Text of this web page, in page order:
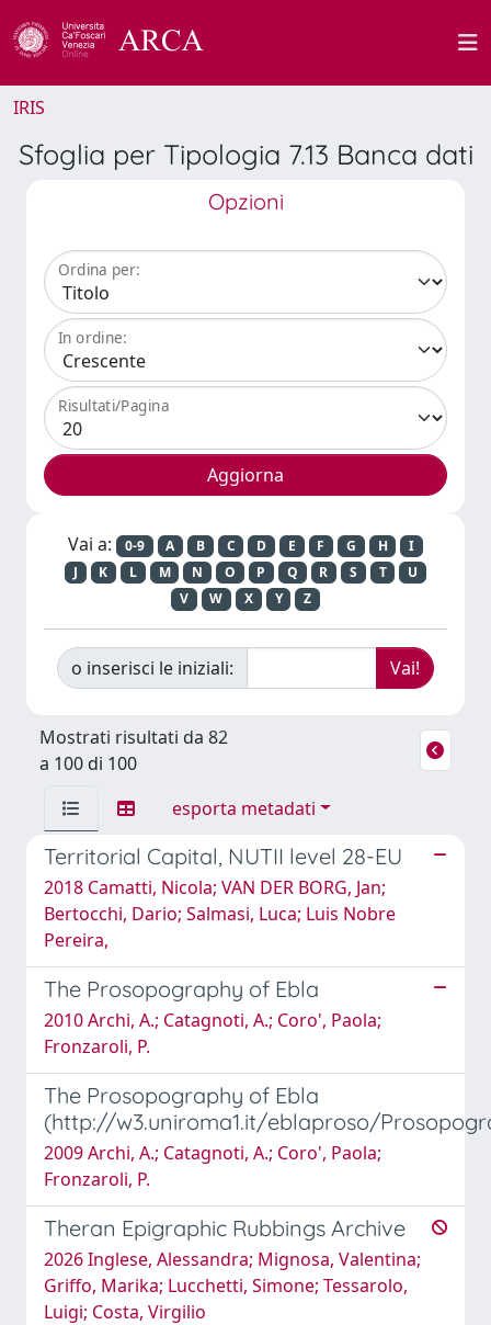
IRIS
Sfoglia per Tipologia 7.13 Banca dati
Opzioni
Ordina per:
In ordine:
Risultati/Pagina
Vai a: 0-9 A B C D E F G H
I
J
K L M N O P Q R S T
U
V
W X Y Z
o inserisci le iniziali:
Mostrati risultati da 82
a 100 di 100
esporta metadati
Territorial Capital, NUTII level 28-EU
2018 Camatti, Nicola; VAN DER BORG, Jan;
Bertocchi, Dario; Salmasi, Luca; Luis Nobre
Pereira,
The Prosopography of Ebla
2010 Archi, A.; Catagnoti, A.; Coro', Paola;
Fronzaroli, P.
The Prosopography of Ebla
(http://w3.uniroma1.it/eblaproso/
2009 Archi, A.; Catagnoti, A.; Coro', Paola;
Fronzaroli, P.
Theran Epigraphic Rubbings Archive
2026 Inglese, Alessandra; Mignosa, Valentina;
Griffo, Marika; Lucchetti, Simone; Tessarolo,
Luigi; Costa, Virgilio